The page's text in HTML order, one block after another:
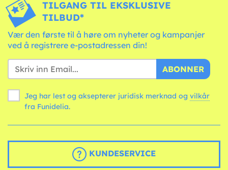
TILGANG TIL EKSKLUSIVE
TILBUD*
Vær den første til å høre om nyheter og kampanjer
ved å registrere e-postadressen din!
ABONNER
Jeg har lest og aksepterer juridisk merknad og vilkår
fra Funidelia.
KUNDESERVICE